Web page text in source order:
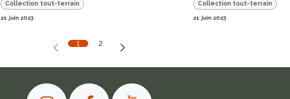
Collection tout-terrain
21 juin 2023
Collection tout-terrain
21 juin 2023
1 2